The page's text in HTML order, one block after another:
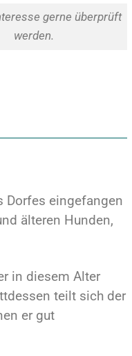
gerne überprüft
werden.
Dorfes eingefangen
älteren Hunden,
in diesem Alter
teilt sich der
er gut